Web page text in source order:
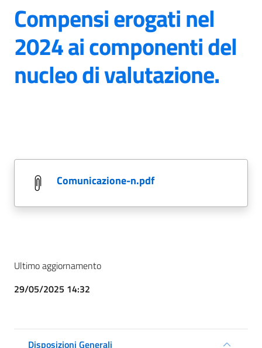
Compensi erogati nel
2024 ai componenti del
nucleo di valutazione.
comunicazione-n.pdf
Ultimo aggiornamento
29/05/2025 14:32
Disposizioni Generali